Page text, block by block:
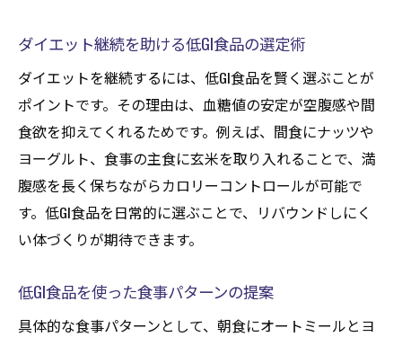
ダイエット継続を助ける低GI食品の選定術
ダイエットを継続するには、低GI食品を賢く選ぶことが
ポイントです。その理由は、血糖値の安定が空腹感や間
食欲を抑えてくれるためです。例えば、間食にナッツや
ヨーグルト、食事の主食に玄米を取り入れることで、満
腹感を長く保ちながらカロリーコントロールが可能で
す。低GI食品を日常的に選ぶことで、リバウンドしにく
い体づくりが期待できます。
低GI食品を使った食事パターンの提案
具体的な食事パターンとして、朝食にオートミールとヨ